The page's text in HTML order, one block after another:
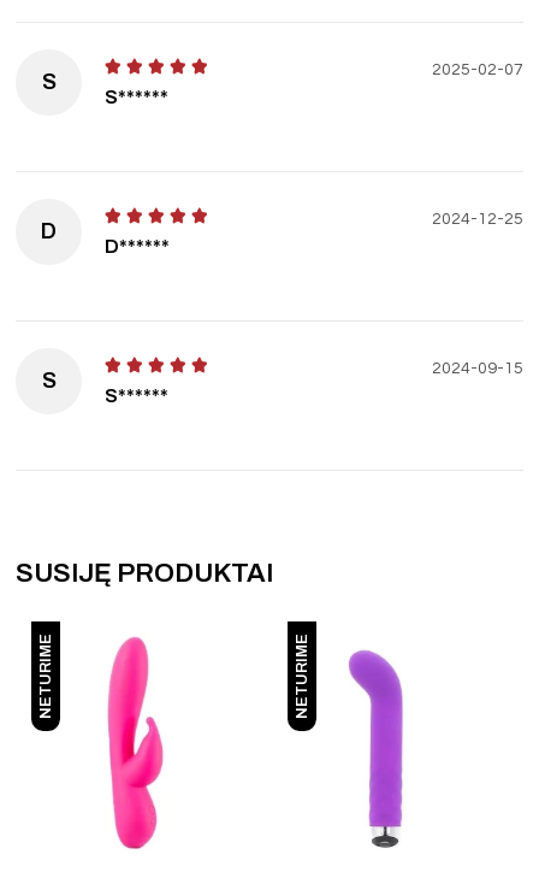
S
S******
2025-02-07
D
D******
2024-12-25
S
S******
2024-09-15
SUSIJĘ PRODUKTAI
NETURIME NETURIME